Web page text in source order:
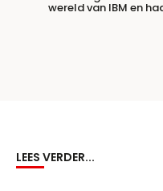
wereld van IBM en
LEES VERDER...